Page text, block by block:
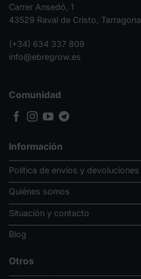
Carrer Ansedó, 1
43529 Raval de Cristo, Tarragona
(+34) 634 337 809
info@ebregrow.es
Información
Política de envíos y devoluciones
Quiénes somos
Situación y contacto
Blog
Otros
Comunidad